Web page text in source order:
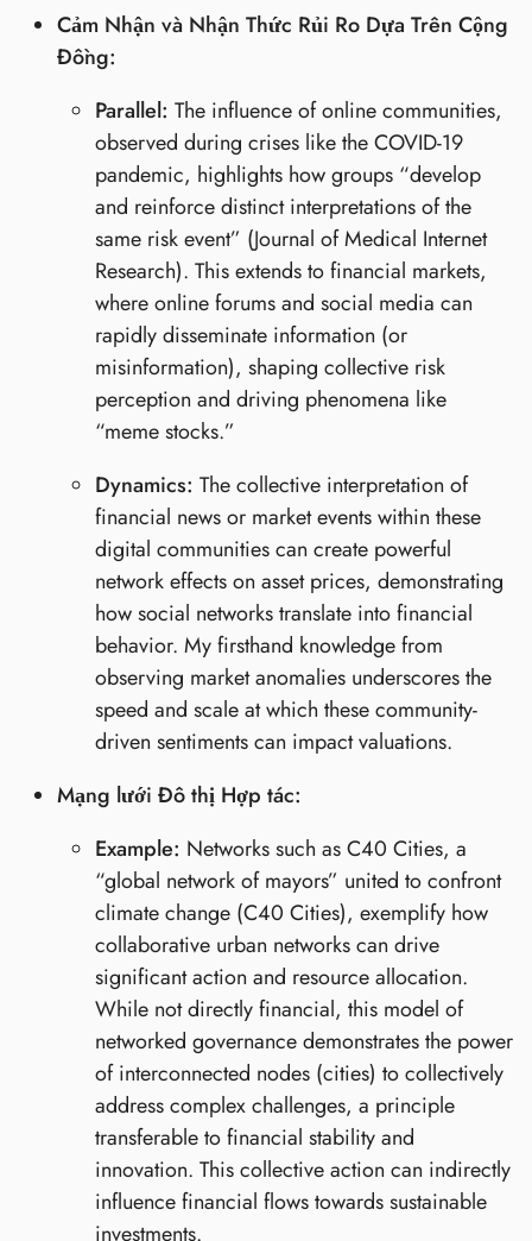
Cảm Nhận và Nhận Thức Rủi Ro Dựa Trên Cộng
Đồng:
Parallel: The influence of online communities,
observed during crises like the COVID-19
pandemic, highlights how groups “develop
and reinforce distinct interpretations of the
same risk event” (Journal of Medical Internet
Research). This extends to financial markets,
where online forums and social media can
rapidly disseminate information (or
misinformation), shaping collective risk
perception and driving phenomena like
“meme stocks.”
Dynamics: The collective interpretation of
financial news or market events within these
digital communities can create powerful
network effects on asset prices, demonstrating
how social networks translate into financial
behavior. My firsthand knowledge from
observing market anomalies underscores the
speed and scale at which these community-
driven sentiments can impact valuations.
Mạng lưới Đô thị Hợp tác:
Example: Networks such as C40 Cities, a
“global network of mayors” united to confront
climate change (C40 Cities), exemplify how
collaborative urban networks can drive
significant action and resource allocation.
While not directly financial, this model of
networked governance demonstrates the power
of interconnected nodes (cities) to collectively
address complex challenges, a principle
transferable to financial stability and
innovation. This collective action can indirectly
influence financial flows towards sustainable
investments.